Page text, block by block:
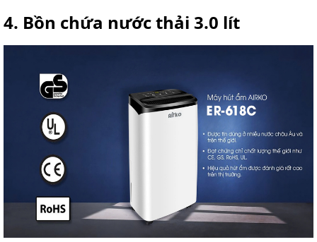
4. Bồn chứa nước thải 3.0 lít